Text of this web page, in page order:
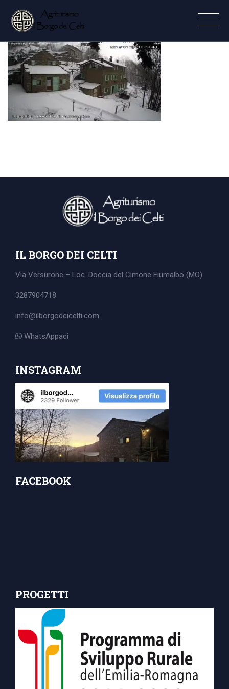
IL BORGO DEI CELTI
Via Versurone – Loc. Doccia del Cimone Fiumalbo (MO)
3287904718
info@ilborgodeicelti.com
WhatsAppaci
INSTAGRAM
FACEBOOK
PROGETTI
for: